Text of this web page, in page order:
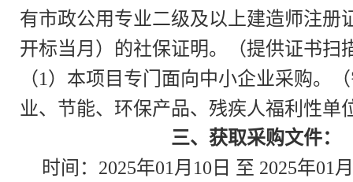
有市政公用专业二级及以上建造师注册
开标当月）的社保证明。（提供证书扫
（1）本项目专门面向中小企业采购。
业、节能、环保产品、残疾人福利性
三、获取采购文件：
时间：2025年01月10日 至 2025年01